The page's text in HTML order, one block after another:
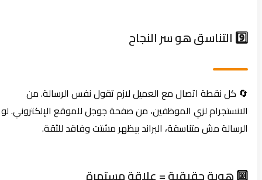
🔄 كل نقطة اتصال مع العميل لازم تقول نفس الرسالة. من
الانستجرام لزي الموظفين، من صفحة جوجل للموقع الإلكتروني. لو
الرسالة مش متناسقة، البراند بيظهر مشتت وفاقد للثقة.
🔟 هوية حقيقية = علاقة مستمرة